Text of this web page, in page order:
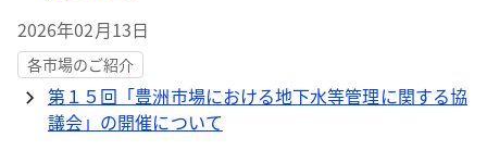
2026年02月13日
各市場のご紹介
第１５回「豊洲市場における地下水等管理に関する協
議会」の開催について